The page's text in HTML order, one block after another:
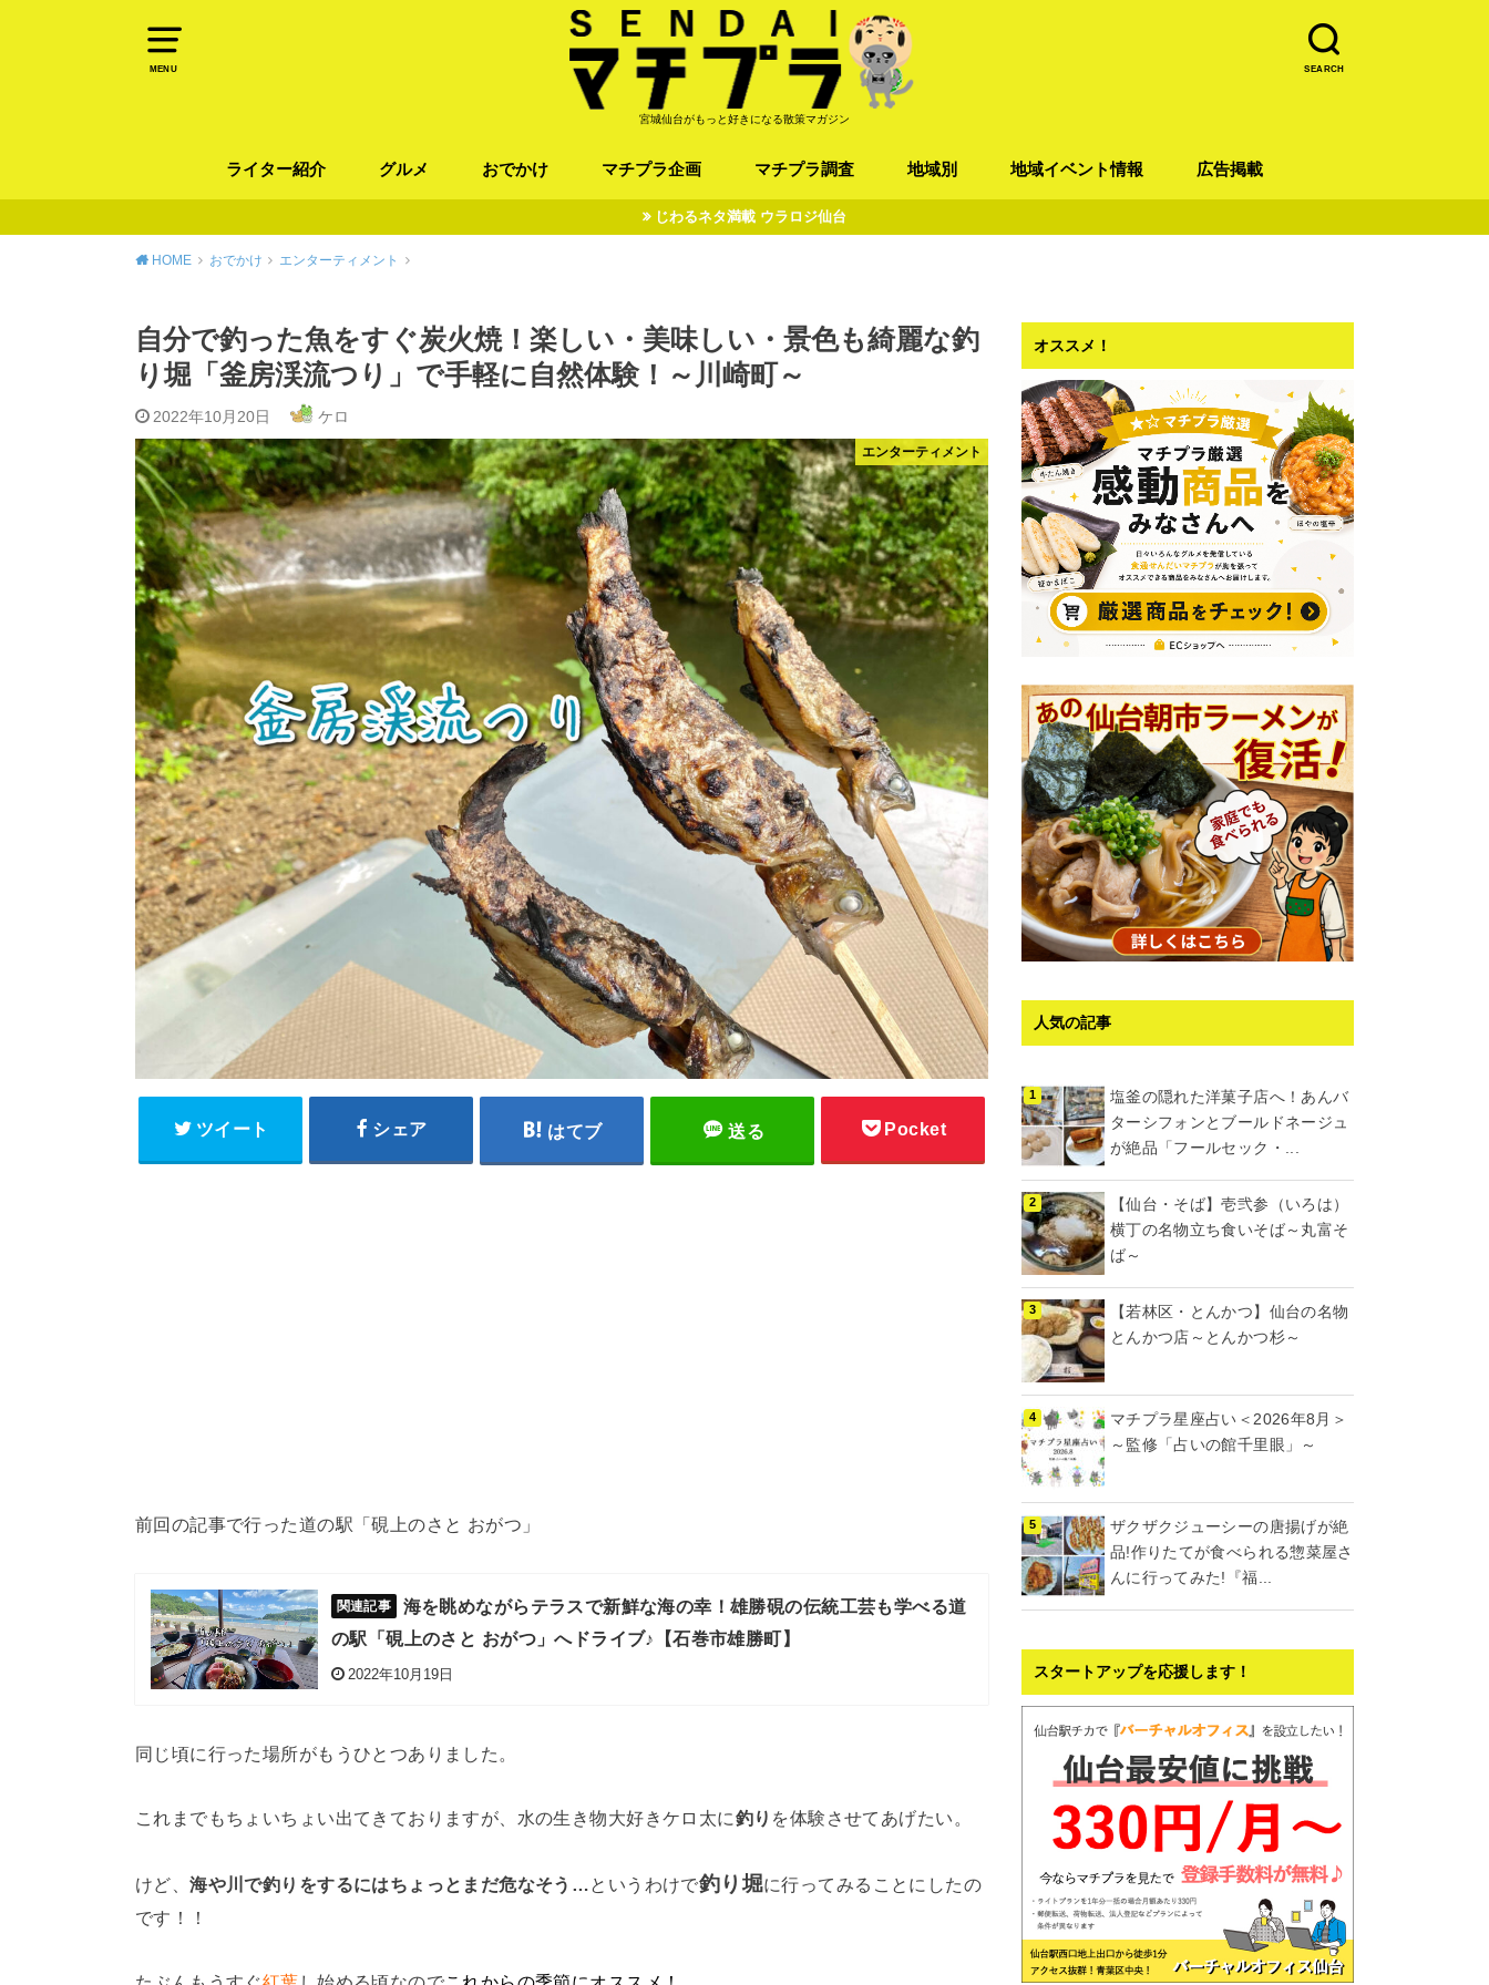
MENU SEARCH
宮城仙台がもっと好きになる散策マガジン
ライター紹介 グルメ おでかけ マチプラ企画
オトアルキ
マチプラ企業訪問
ファッション
ブラミヤギ
マチプラ漫画
マチプラ小説
マチプラ調査
歴史
地域別 地域イベント情報 広告掲載
じわるネタ満載 ウラロジ仙台
HOME おでかけ エンターティメント
自分で釣った魚をすぐ炭火焼！楽しい・美味しい・景色も綺麗な釣
り堀「釜房渓流つり」で手軽に自然体験！～川崎町～
2022年10月20日 ケロ
エンターティメント
ツイート シェア はてブ 送る Pocket
前回の記事で行った道の駅「硯上のさと おがつ」
海を眺めながらテラスで新鮮な海の幸！雄勝硯の伝統工芸も学べる道
の駅「硯上のさと おがつ」へドライブ♪【石巻市雄勝町】
2022年10月19日
同じ頃に行った場所がもうひとつありました。
これまでもちょいちょい出てきておりますが、水の生き物大好きケロ太に釣り を体験させてあげたい。
けど、海や川で釣りをするにはちょっとまだ危なそう…というわけで釣り堀に行ってみることにしたの
です！！
オススメ！
人気の記事
塩釜の隠れた洋菓子店へ！あんバ
ターシフォンとブールドネージュ
が絶品「フールセック・...
【仙台・そば】壱弐参（いろは）
横丁の名物立ち食いそば～丸富そ
ば～
【若林区・とんかつ】仙台の名物
とんかつ店～とんかつ杉～
マチプラ星座占い＜2026年8月＞
～監修「占いの館千里眼」～
ザクザクジューシーの唐揚げが絶
品!作りたてが食べられる惣菜屋さ
んに行ってみた!『福...
スタートアップを応援します！